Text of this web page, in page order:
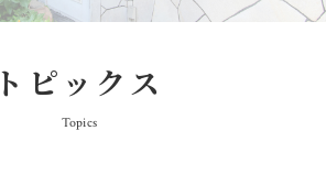
トピックス
Topics